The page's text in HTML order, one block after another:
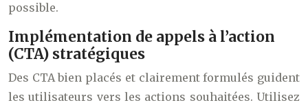
possible.
Implémentation de appels à l’action
(CTA) stratégiques
Des CTA bien placés et clairement formulés guident
les utilisateurs vers les actions souhaitées. Utilisez